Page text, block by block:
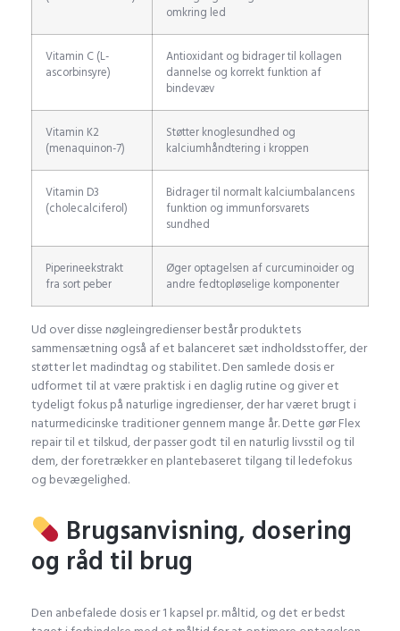
omkring led
Vitamin C (L-
ascorbinsyre)
Antioxidant og bidrager til kollagen
dannelse og korrekt funktion af
bindevæv
Vitamin K2
(menaquinon-7)
Støtter knoglesundhed og
kalciumhåndtering i kroppen
Vitamin D3
(cholecalciferol)
Bidrager til normalt kalciumbalancens
funktion og immunforsvarets
sundhed
Piperineekstrakt
fra sort peber
Øger optagelsen af curcuminoider og
andre fedtopløselige komponenter
Ud over disse nøgleingredienser består produktets
sammensætning også af et balanceret sæt indholdsstoffer, der
støtter let madindtag og stabilitet. Den samlede dosis er
udformet til at være praktisk i en daglig rutine og giver et
tydeligt fokus på naturlige ingredienser, der har været brugt i
naturmedicinske traditioner gennem mange år. Dette gør Flex
repair til et tilskud, der passer godt til en naturlig livsstil og til
dem, der foretrækker en plantebaseret tilgang til ledefokus
og bevægelighed.
Brugsanvisning, dosering
og råd til brug
Den anbefalede dosis er 1 kapsel pr. måltid, og det er bedst